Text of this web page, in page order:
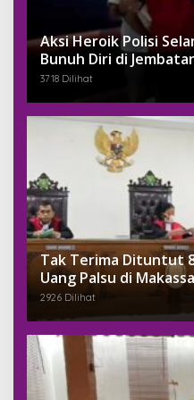
Aksi Heroik Polisi
Bunuh Diri di
3718 Dilihat
Tak Terima Dituntut
Uang Palsu di
Jaksa Dengan Miliaran
2926 Dilihat